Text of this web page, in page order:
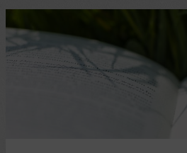
es
Natalia